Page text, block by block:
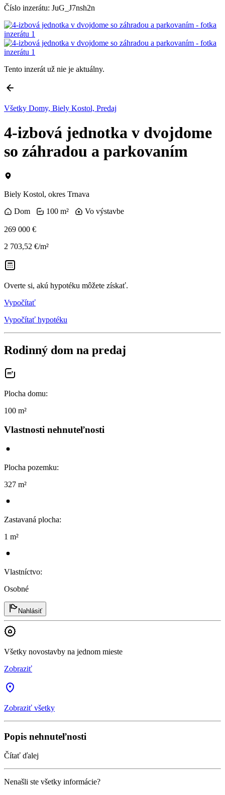
Číslo inzerátu: JuG_J7nsh2n
Tento inzerát už nie je aktuálny.
Všetky Domy, Biely Kostol, Predaj
4-izbová jednotka v dvojdome
so záhradou a parkovaním
Biely Kostol, okres Trnava
Dom
100 m² Vo výstavbe
269 000 €
2 703,52 €/m²
Overte si, akú hypotéku môžete získať.
Vypočítať
Vypočítať hypotéku
Rodinný dom na predaj
Plocha domu:
100 m²
Vlastnosti nehnuteľnosti
Plocha pozemku:
327 m²
Zastavaná plocha:
1 m²
Vlastníctvo:
Osobné
Nahlásiť
Všetky novostavby na jednom mieste
Zobraziť
Zobraziť všetky
Popis nehnuteľnosti
Čítať ďalej
Nenašli ste všetky informácie?